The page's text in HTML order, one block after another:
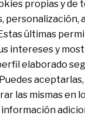
propias y de
personalización,
últimas
intereses y
elaborado
las mismas en